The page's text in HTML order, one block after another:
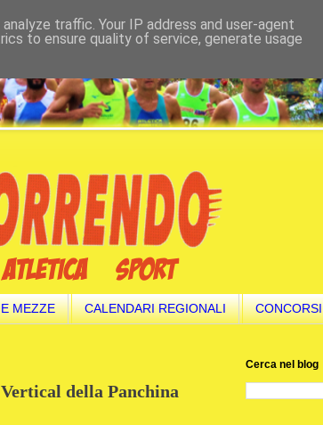
MEZZE CALENDARI REGIONALI CONCORSI
della Panchina
Cerca nel blog
traffic. Your IP address and user-agent
to ensure quality of service, generate usage